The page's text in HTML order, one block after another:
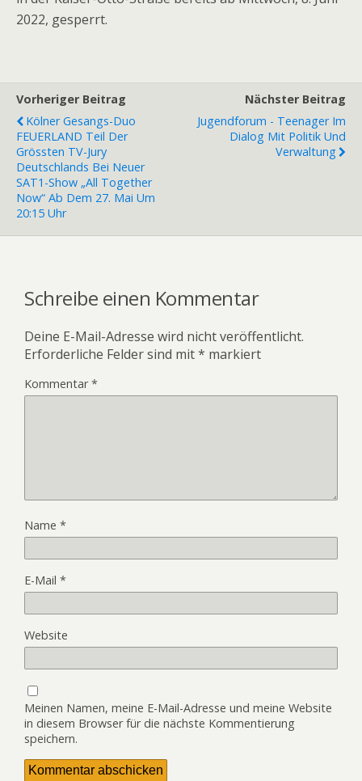
2022, gesperrt.
Vorheriger Beitrag
Kölner Gesangs-Duo
FEUERLAND Teil Der
Grössten TV-Jury
Deutschlands Bei Neuer
SAT1-Show „All Together
Now“ Ab Dem 27. Mai Um
20:15 Uhr
Nächster Beitrag
Jugendforum - Teenager Im
Dialog Mit Politik Und
Verwaltung
Schreibe einen Kommentar
Deine E-Mail-Adresse wird nicht veröffentlicht.
Erforderliche Felder sind mit* markiert
Kommentar*
Name *
E-Mail *
Website
Meinen Namen, meine E-Mail-Adresse und meine Website
in diesem Browser für die nächste Kommentierung
speichern.